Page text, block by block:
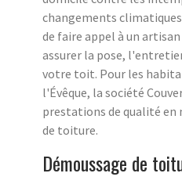
changements
de faire appel à un
assurer la pose,
votre toit. Pour les
l'Évêque, la société
prestations de qualité en
de toiture.
Démoussage de